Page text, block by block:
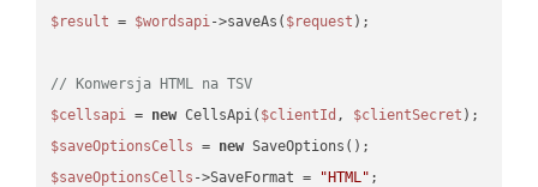
$result = $wordsapi->saveAs( $request );
// Konwersja HTML na TSV
$cellsapi = new CellsApi( $clientId , $clientSecret
$saveOptionsCells = new
$saveOptionsCells ->SaveFormat = "HTML"